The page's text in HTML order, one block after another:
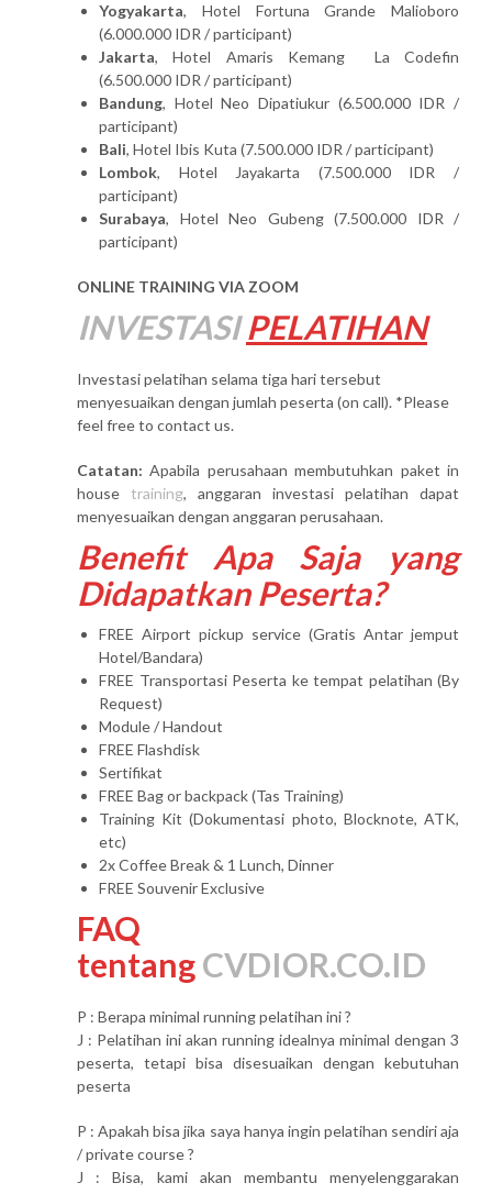
Yogyakarta, Hotel Fortuna Grande Malioboro
(6.000.000 IDR / participant)
Jakarta, Hotel Amaris Kemang La Codefin
(6.500.000 IDR / participant)
Bandung, Hotel Neo Dipatiukur (6.500.000 IDR /
participant)
Bali, Hotel Ibis Kuta (7.500.000 IDR / participant)
Lombok, Hotel Jayakarta (7.500.000 IDR /
participant)
Surabaya, Hotel Neo Gubeng (7.500.000 IDR /
participant)
ONLINE TRAINING VIA ZOOM
INVESTASI PELATIHAN
Investasi pelatihan selama tiga hari tersebut
menyesuaikan dengan jumlah peserta (on call). *Please
feel free to contact us.
Catatan: Apabila perusahaan membutuhkan paket in
house training, anggaran investasi pelatihan dapat
menyesuaikan dengan anggaran perusahaan.
Benefit Apa Saja yang
Didapatkan Peserta?
FREE Airport pickup service (Gratis Antar jemput
Hotel/Bandara)
FREE Transportasi Peserta ke tempat pelatihan (By
Request)
Module / Handout
FREE Flashdisk
Sertifikat
FREE Bag or backpack (Tas Training)
Training Kit (Dokumentasi photo, Blocknote, ATK,
etc)
2x Coffee Break & 1 Lunch, Dinner
FREE Souvenir Exclusive
FAQ
tentangCVDIOR.CO.ID
P : Berapa minimal running pelatihan ini ?
J : Pelatihan ini akan running idealnya minimal dengan 3
peserta, tetapi bisa disesuaikan dengan kebutuhan
peserta
P : Apakah bisa jika saya hanya ingin pelatihan sendiri aja
/ private course ?
J : Bisa, kami akan membantu menyelenggarakan